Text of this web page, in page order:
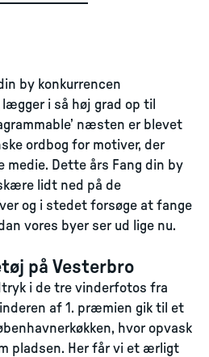
by konkurrencen
i så høj grad op til
næsten er blevet
ordbog for motiver, der
medie. Dette års Fang din by
lidt ned på de
og i stedet forsøge at fange
vores byer ser ud lige nu.
på Vesterbro
i de tre vinderfotos fra
af 1. præmien gik til et
hvor opvask
pladsen. Her får vi et ærligt